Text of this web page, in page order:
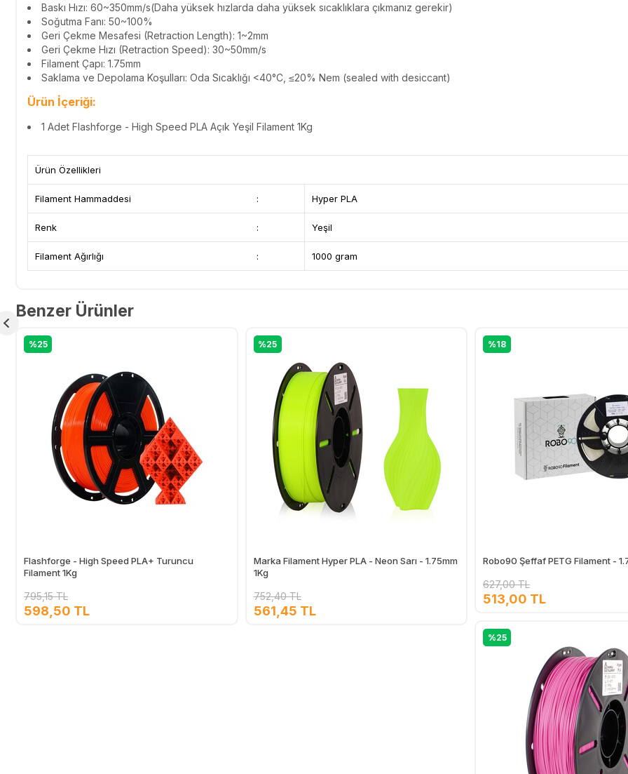
Baskı Hızı: 60~350mm/s(Daha yüksek hızlarda daha yüksek sıcaklıklara çıkmanız gerekir)
Soğutma Fanı: 50~100%
Geri Çekme Mesafesi (Retraction Length): 1~2mm
Geri Çekme Hızı (Retraction Speed): 30~50mm/s
Filament Çapı: 1.75mm
Saklama ve Depolama Koşulları: Oda Sıcaklığı <40°C, ≤20% Nem (sealed with desiccant)
Ürün İçeriği:
1 Adet Flashforge - High Speed PLA Açık Yeşil Filament 1Kg
Ürün Özellikleri
Filament Hammaddesi : Hyper PLA
Renk : Yeşil
Filament Ağırlığı : 1000 gram
Benzer Ürünler
%25
Flashforge - High Speed PLA+ Turuncu
Filament 1Kg
795,15 TL
598,50 TL
%25
Marka Filament Hyper PLA - Neon Sarı - 1.75mm
1Kg
752,40 TL
561,45 TL
%18
Robo90 Şeffaf PETG Filament -
627,00 TL
513,00 TL
%25